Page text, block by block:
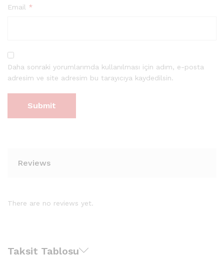
Email *
Daha sonraki yorumlarımda kullanılması için adım, e-posta
adresim ve site adresim bu tarayıcıya kaydedilsin.
Reviews
There are no reviews yet.
Taksit Tablosu